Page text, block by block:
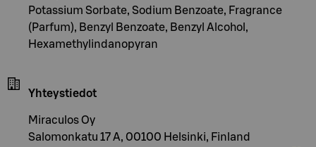
Potassium Sorbate, Sodium Benzoate, Fragrance
(Parfum), Benzyl Benzoate, Benzyl Alcohol,
Hexamethylindanopyran
Yhteystiedot
Miraculos Oy
Salomonkatu 17 A, 00100 Helsinki, Finland